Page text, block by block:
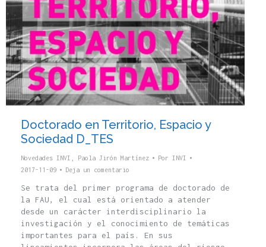
Doctorado en Territorio, Espacio y
Sociedad D_TES
Novedades INVI Paola Jirón Martínez Por INVI
2017-11-09
Deja un comentario
Se trata del primer programa de doctorado de
la FAU, el cual está orientado a atender
desde un carácter interdisciplinario la
investigación y el conocimiento de temáticas
importantes para el país. En sus